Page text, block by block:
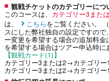
観戦チケットのカテゴリーにつ
このコースは、 カテゴリー3また
は、
こちらをご覧ください。
スにした弊社独自の設定ですの
ー変更を希望する場合の追加料
を希望する場合はツアー申込時に
【観戦カード(1)】
カテゴリー3または2→カテゴリー
カテゴリー3または2→カテゴリ